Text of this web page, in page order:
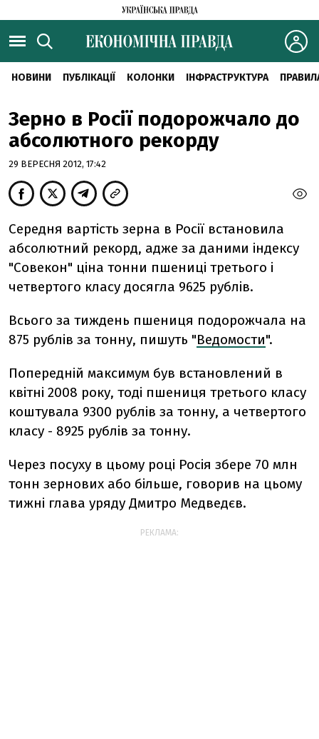
НОВИНИ ПУБЛІКАЦІЇ КОЛОНКИ ІНФРАСТРУКТУРА
Зерно в Росії подорожчало до
абсолютного рекорду
29 ВЕРЕСНЯ 2012, 17:42
Середня вартість зерна в Росії встановила
абсолютний рекорд, адже за даними індексу
"Совекон" ціна тонни пшениці третього і
четвертого класу досягла 9625 рублів.
Всього за тиждень пшениця подорожчала на
875 рублів за тонну, пишуть "Ведомости".
Попередній максимум був встановлений в
квітні 2008 року, тоді пшениця третього класу
коштувала 9300 рублів за тонну, а четвертого
класу - 8925 рублів за тонну.
Через посуху в цьому році Росія збере 70 млн
тонн зернових або більше, говорив на цьому
тижні глава уряду Дмитро Медведєв.
РЕКЛАМА: